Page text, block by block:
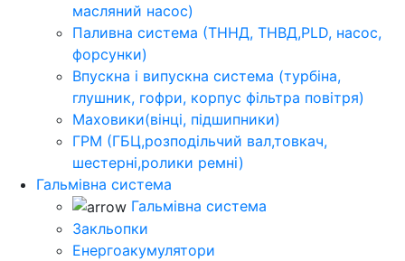
масляний насос)
Паливна система (ТННД, ТНВД,PLD, насос,
форсунки)
Впускна і випускна система (турбіна,
глушник, гофри, корпус фільтра повітря)
Маховики(вінці, підшипники)
ГРМ (ГБЦ,розподільчий вал,товкач,
шестерні,ролики ремні)
Гальмівна система
Гальмівна система
Закльопки
Енергоакумулятори